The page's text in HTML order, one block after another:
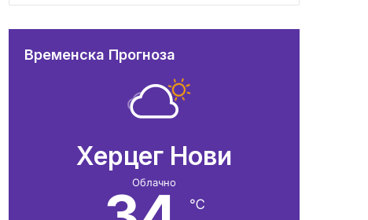
Временска Прогноза
Херцег Нови
Облачно
℃